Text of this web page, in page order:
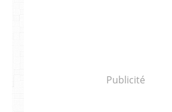
Publicité